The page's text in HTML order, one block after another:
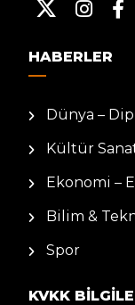
HABERLER
Dünya –
Kültür
Ekonomi –
Bilim &
Spor
KVKK